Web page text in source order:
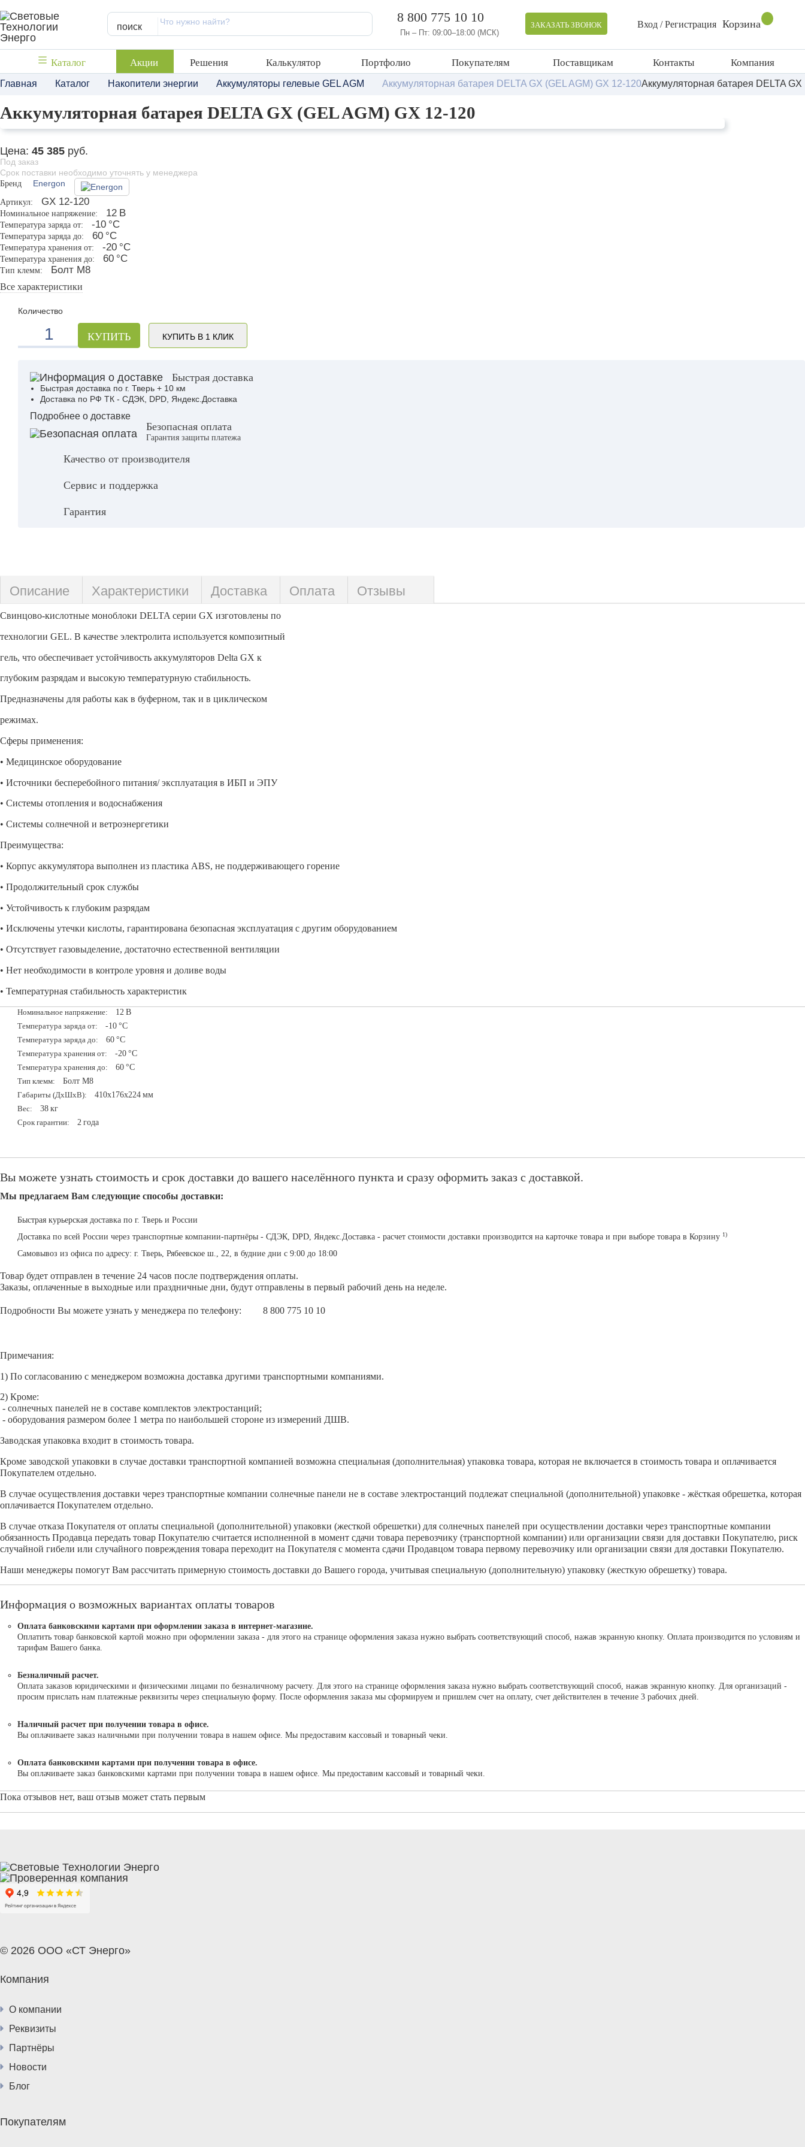
поиск
8 800 775 10 10
Пн – Пт: 09:00–18:00 (МСК)
ЗАКАЗАТЬ ЗВОНОК Вход / Регистрация Корзина
Каталог Акции Решения Калькулятор Портфолио Покупателям Поставщикам Контакты Компания
Главная Каталог Накопители энергии Аккумуляторы гелевые GEL AGM Аккумуляторная батарея DELTA GX (GEL AGM) GX 12-120Аккумуляторная батарея DELTA
Аккумуляторная батарея DELTA GX (GEL AGM) GX 12-120
Цена: 45 385 руб.
Под заказ
Срок поставки необходимо уточнять у менеджера
Бренд
Energon
Артикул:
GX 12-120
Номинальное напряжение: 12 В
Температура заряда от: -10 °С
Температура заряда до: 60 °С
Температура хранения от: -20 °С
Температура хранения до: 60 °С
Тип клемм: Болт М8
Все характеристики
Количество
КУПИТЬ КУПИТЬ В 1 КЛИК
Быстрая доставка
Быстрая доставка по г. Тверь + 10 км
Доставка по РФ ТК - СДЭК, DPD, Яндекс.Доставка
Подробнее о доставке
Безопасная оплата
Гарантия защиты платежа
Качество от производителя
Сервис и поддержка
Гарантия
Описание Характеристики Доставка Оплата Отзывы
Свинцово-кислотные моноблоки DELTA серии GX изготовлены по
технологии GEL. В качестве электролита используется композитный
гель, что обеспечивает устойчивость аккумуляторов Delta GX к
глубоким разрядам и высокую температурную стабильность.
Предназначены для работы как в буферном, так и в циклическом
режимах.
Сферы применения:
• Медицинское оборудование
• Источники бесперебойного питания/ эксплуатация в ИБП и ЭПУ
• Системы отопления и водоснабжения
• Системы солнечной и ветроэнергетики
Преимущества:
• Корпус аккумулятора выполнен из пластика ABS, не поддерживающего горение
• Продолжительный срок службы
• Устойчивость к глубоким разрядам
• Исключены утечки кислоты, гарантирована безопасная эксплуатация с другим оборудованием
• Отсутствует газовыделение, достаточно естественной вентиляции
• Нет необходимости в контроле уровня и доливе воды
• Температурная стабильность характеристик
Номинальное напряжение: 12 В
Температура заряда от: -10 °С
Температура заряда до: 60 °С
Температура хранения от: -20 °С
Температура хранения до: 60 °С
Тип клемм: Болт М8
Габариты (ДxШxВ): 410x176x224 мм
Вес: 38 кг
Срок гарантии: 2 года
Вы можете узнать стоимость и срок доставки до вашего населённого пункта и сразу оформить заказ с доставкой.
Мы предлагаем Вам следующие способы доставки:
Быстрая курьерская доставка по г. Тверь и России
Доставка по всей России через транспортные компании-партнёры - СДЭК, DPD, Яндекс.Доставка - расчет стоимости доставки производится на карточке товара и при выборе товара в Корзину 1)
Самовывоз из офиса по адресу: г. Тверь, Рябеевское ш., 22, в будние дни с 9:00 до 18:00
Товар будет отправлен в течение 24 часов после подтверждения оплаты.
Заказы, оплаченные в выходные или праздничные дни, будут отправлены в первый рабочий день на неделе.
Подробности Вы можете узнать у менеджера по телефону: 8 800 775 10 10
Примечания:
1) По согласованию с менеджером возможна доставка другими транспортными компаниями.
2) Кроме:
- солнечных панелей не в составе комплектов электростанций;
- оборудования размером более 1 метра по наибольшей стороне из измерений ДШВ.
Заводская упаковка входит в стоимость товара.
Кроме заводской упаковки в случае доставки транспортной компанией возможна специальная (дополнительная) упаковка товара, которая не включается в стоимость товара и оплачивается
Покупателем отдельно.
В случае осуществления доставки через транспортные компании солнечные панели не в составе электростанций подлежат специальной (дополнительной) упаковке - жёсткая обрешетка, которая
оплачивается Покупателем отдельно.
В случае отказа Покупателя от оплаты специальной (дополнительной) упаковки (жесткой обрешетки) для солнечных панелей при осуществлении доставки через транспортные компании
обязанность Продавца передать товар Покупателю считается исполненной в момент сдачи товара перевозчику (транспортной компании) или организации связи для доставки Покупателю, риск
случайной гибели или случайного повреждения товара переходит на Покупателя с момента сдачи Продавцом товара первому перевозчику или организации связи для доставки Покупателю.
Наши менеджеры помогут Вам рассчитать примерную стоимость доставки до Вашего города, учитывая специальную (дополнительную) упаковку (жесткую обрешетку) товара.
Информация о возможных вариантах оплаты товаров
Оплата банковскими картами при оформлении заказа в интернет-магазине.
Оплатить товар банковской картой можно при оформлении заказа - для этого на странице оформления заказа нужно выбрать соответствующий способ, нажав экранную кнопку. Оплата производится по условиям и
тарифам Вашего банка.
Безналичный расчет.
Оплата заказов юридическими и физическими лицами по безналичному расчету. Для этого на странице оформления заказа нужно выбрать соответствующий способ, нажав экранную кнопку. Для организаций -
просим прислать нам платежные реквизиты через специальную форму. После оформления заказа мы сформируем и пришлем счет на оплату, счет действителен в течение 3 рабочих дней.
Наличный расчет при получении товара в офисе.
Вы оплачиваете заказ наличными при получении товара в нашем офисе. Мы предоставим кассовый и товарный чеки.
Оплата банковскими картами при получении товара в офисе.
Вы оплачиваете заказ банковскими картами при получении товара в нашем офисе. Мы предоставим кассовый и товарный чеки.
Пока отзывов нет, ваш отзыв может стать первым
© 2026 ООО «СТ Энерго»
Компания
О компании
Реквизиты
Партнёры
Новости
Блог
Покупателям